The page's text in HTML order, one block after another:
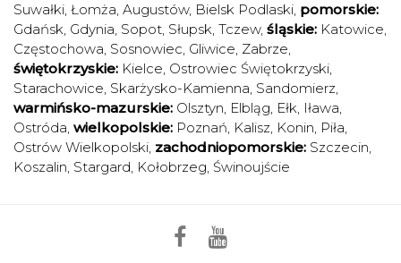
Suwałki, Łomża, Augustów, Bielsk Podlaski, pomorskie:
Gdańsk, Gdynia, Sopot, Słupsk, Tczew, śląskie: Katowice,
Częstochowa, Sosnowiec, Gliwice, Zabrze,
świętokrzyskie: Kielce, Ostrowiec Świętokrzyski,
Starachowice, Skarżysko-Kamienna, Sandomierz,
warmińsko-mazurskie: Olsztyn, Elbląg, Ełk, Iława,
Ostróda, wielkopolskie: Poznań, Kalisz, Konin, Piła,
Ostrów Wielkopolski, zachodniopomorskie: Szczecin,
Koszalin, Stargard, Kołobrzeg, Świnoujście